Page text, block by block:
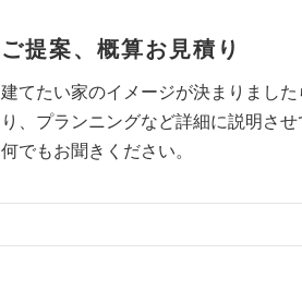
ご提案、概算お見積り
建てたい家のイメージが決まりまし
り、プランニングなど詳細に説明さ
何でもお聞きください。